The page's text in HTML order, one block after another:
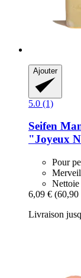
Ajouter
5.0 (1)
Seifen
"Joyeux
Pour
Nettoie
6,09 € (60,90
Livraison